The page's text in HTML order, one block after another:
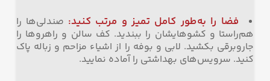
فضا را به‌طور کامل تمیز و مرتب کنید: صندلی‌ها را
هم‌راستا و کشوهایشان را ببندید. کف سالن و راهروها را
جاروبرقی بکشید. لابی و بوفه را از اشیاء مزاحم و زباله پاک
کنید. سرویس‌های بهداشتی را آماده نمایید.